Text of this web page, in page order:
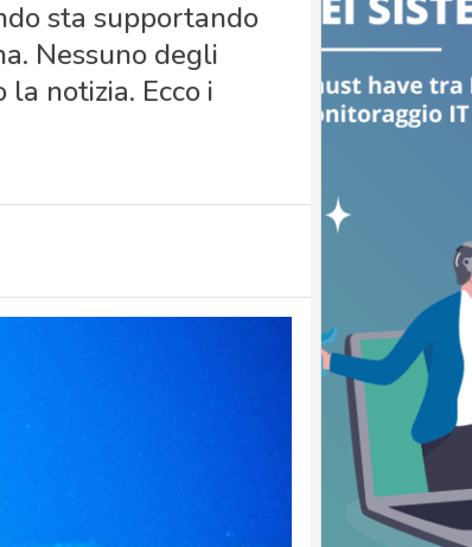
sta supportando
Nessuno degli
notizia. Ecco i